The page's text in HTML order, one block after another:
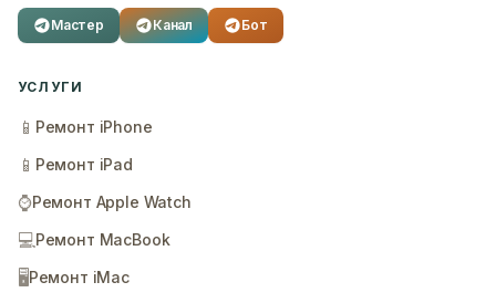
Мастер Канал Бот
УСЛУГИ
📱 Ремонт iPhone
📱 Ремонт iPad
⌚Ремонт Apple Watch
💻Ремонт MacBook
🖥️Ремонт iMac